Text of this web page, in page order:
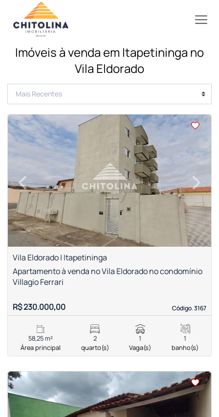
Imóveis à venda em Itapetininga no
Vila Eldorado
<<< <
‹Previous ›
Next
Vila Eldorado | Itapetininga
Código. 3167
Código. 3167
Apartamento à venda no Vila Eldorado no condomínio
Villagio Ferrari
R$ 230.000,00
58,25 m²
Área principal
2
quarto(s)
1
Vaga(s)
1
banho(s)
<<<<